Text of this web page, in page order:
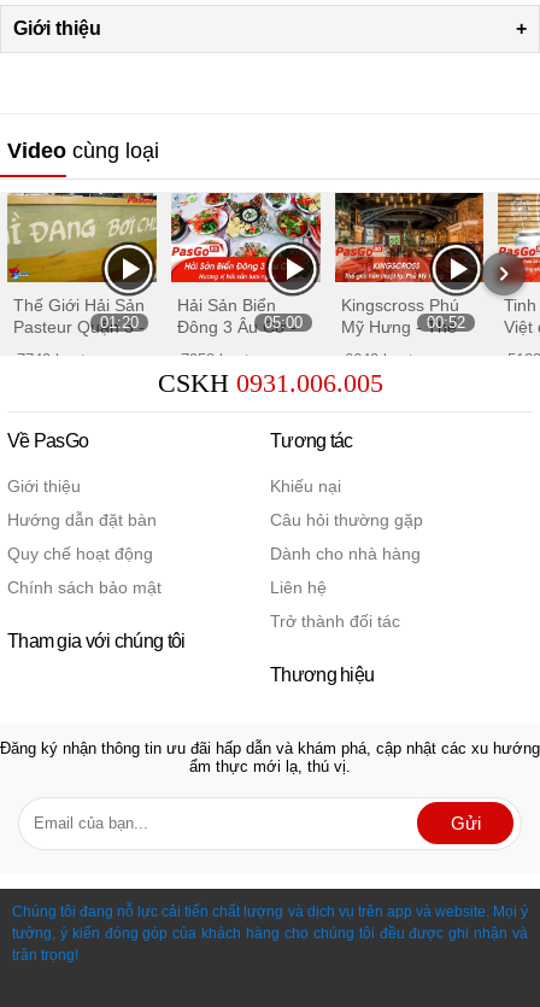
Giới thiệu +
Video cùng loại
01:20
Thế Giới Hải Sản
Pasteur Quận 3 -
7749 lượt xem
05:00
Hải Sản Biển
Đông 3 Âu Cơ -
7952 lượt xem
00:52
Kingscross Phú
Mỹ Hưng - Thế
6640 lượt xem
Việt
CSKH 0931.006.005
Về PasGo
Giới thiệu
Hướng dẫn đặt bàn
Quy chế hoạt động
Chính sách bảo mật
Tham gia với chúng tôi
Tương tác
Khiếu nại
Câu hỏi thường gặp
Dành cho nhà hàng
Liên hệ
Trở thành đối tác
Thương hiệu
Đăng ký nhận thông tin ưu đãi hấp dẫn và khám phá, cập nhật các xu hướng
ẩm thực mới lạ, thú vị.
Gửi
Chúng tôi đang nỗ lực cải tiến chất lượng và dịch vụ trên app và website. Mọi ý
tưởng, ý kiến đóng góp của khách hàng cho chúng tôi đều được ghi nhận và
trân trọng!